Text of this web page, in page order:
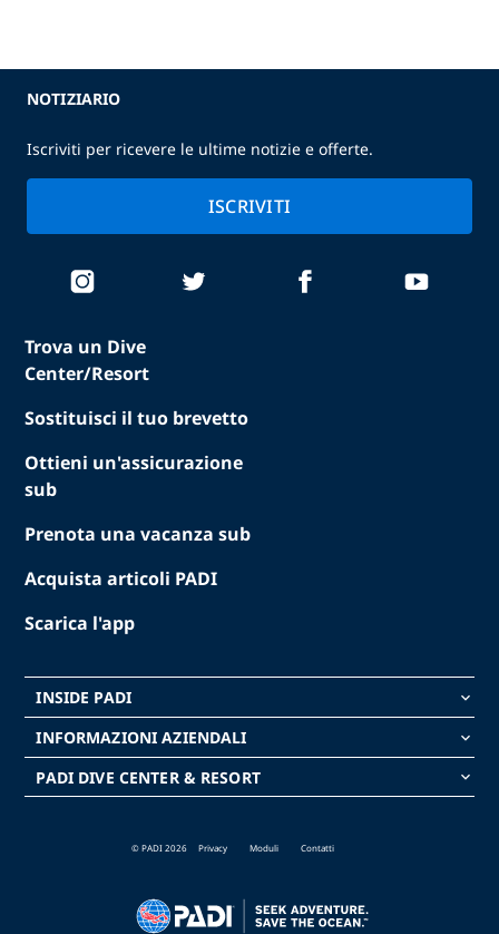
Trova un Dive
Center/Resort
Sostituisci il tuo brevetto
Ottieni un'assicurazione
sub
Prenota una vacanza sub
Acquista articoli PADI
Scarica l'app
INSIDE PADI keyboard_arrow_down
INFORMAZIONI AZIENDALI keyboard_arrow_down
PADI DIVE CENTER & RESORT keyboard_arrow_down
NOTIZIARIO
Iscriviti per ricevere le ultime notizie e offerte.
ISCRIVITI
© PADI 2026 Privacy Moduli Contatti